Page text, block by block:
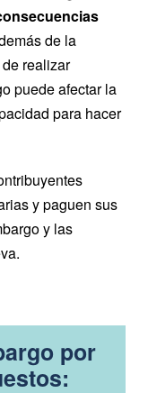
de la
realizar
puede afectar la
para hacer
y paguen sus
y las
por